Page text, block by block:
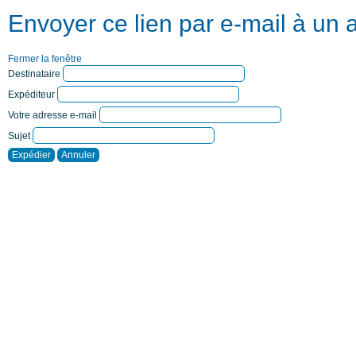
Envoyer ce lien par e-mail à un
Fermer la fenêtre
Destinataire
Expéditeur
Votre adresse e-mail
Sujet
Expédier
Annuler